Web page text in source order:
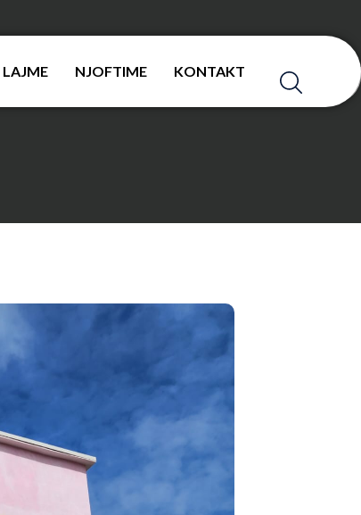
LAJME NJOFTIME KONTAKT